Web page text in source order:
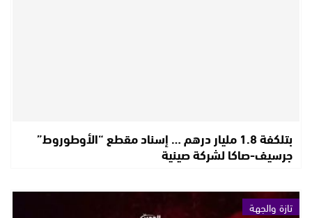
بتلكفة 1.8 مليار درهم … إسناد مقطع “الأوطوروط”
جرسيف-صاكا لشركة صينية
تازة والجهة